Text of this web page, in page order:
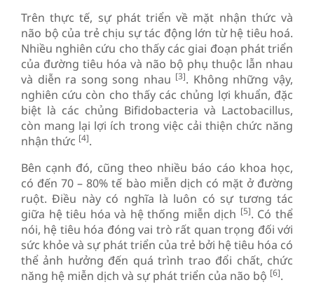
Trên thực tế, sự phát triển về mặt nhận thức và
não bộ của trẻ chịu sự tác động lớn từ hệ tiêu hoá.
Nhiều nghiên cứu cho thấy các giai đoạn phát triển
của đường tiêu hóa và não bộ phụ thuộc lẫn nhau
và diễn ra song song nhau [3]. Không những vậy,
nghiên cứu còn cho thấy các chủng lợi khuẩn, đặc
biệt là các chủng Bifidobacteria và Lactobacillus,
còn mang lại lợi ích trong việc cải thiện chức năng
nhận thức [4].
Bên cạnh đó, cũng theo nhiều báo cáo khoa học,
có đến 70 – 80% tế bào miễn dịch có mặt ở đường
ruột. Điều này có nghĩa là luôn có sự tương tác
giữa hệ tiêu hóa và hệ thống miễn dịch [5]. Có thể
nói, hệ tiêu hóa đóng vai trò rất quan trọng đối với
sức khỏe và sự phát triển của trẻ bởi hệ tiêu hóa có
thể ảnh hưởng đến quá trình trao đổi chất, chức
năng hệ miễn dịch và sự phát triển của não bộ [6].